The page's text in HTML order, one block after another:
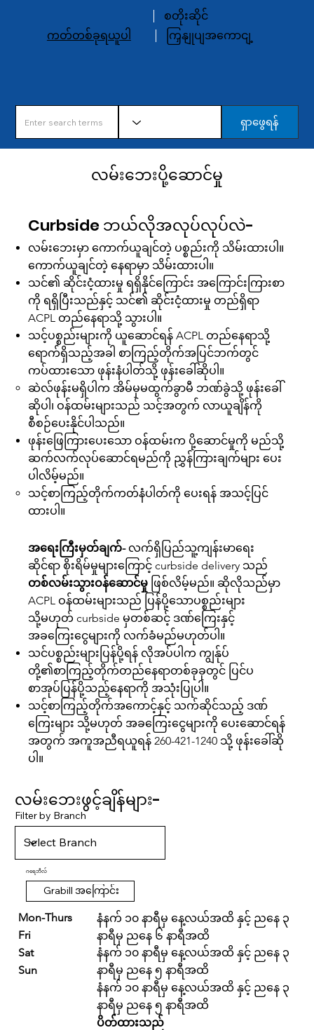
စတိုးဆိုင်
ကတ်တစ်ခုရယူပါ
ကြှနျုပျအကောငျ့
ရှာဖွေရန်
လမ်းဘေးပို့ဆောင်မှု
Curbside ဘယ်လိုအလုပ်လုပ်လဲ-
လမ်းဘေးမှာ ကောက်ယူချင်တဲ့ ပစ္စည်းကို သိမ်းထားပါ။
ကောက်ယူချင်တဲ့ နေရာမှာ သိမ်းထားပါ။
သင်၏ ဆိုင်းငံ့ထားမှု ရရှိနိုင်ကြောင်း အကြောင်းကြားစာ
ကို ရရှိပြီးသည်နှင့် သင်၏ ဆိုင်းငံ့ထားမှု တည်ရှိရာ
ACPL တည်နေရာသို့ သွားပါ။
သင့်ပစ္စည်းများကို ယူဆောင်ရန် ACPL တည်နေရာသို့
ရောက်ရှိသည့်အခါ စာကြည့်တိုက်အပြင်ဘက်တွင်
ကပ်ထားသော ဖုန်းနံပါတ်သို့ ဖုန်းခေါ်ဆိုပါ။
ဆဲလ်ဖုန်းမရှိပါက အိမ်မှမထွက်ခွာမီ ဘဏ်ခွဲသို့ ဖုန်းခေါ်
ဆိုပါ၊ ဝန်ထမ်းများသည် သင့်အတွက် လာယူချိန်ကို
စီစဉ်ပေးနိုင်ပါသည်။
ဖုန်းဖြေကြားပေးသော ဝန်ထမ်းက ပို့ဆောင်မှုကို မည်သို့
ဆက်လက်လုပ်ဆောင်ရမည်ကို ညွှန်ကြားချက်များ ပေး
ပါလိမ့်မည်။
သင့်စာကြည့်တိုက်ကတ်နံပါတ်ကို ပေးရန် အသင့်ပြင်
ထားပါ။
အရေးကြီးမှတ်ချက်-လက်ရှိပြည်သူ့ကျန်းမာရေး
ဆိုင်ရာ စိုးရိမ်မှုများကြောင့် curbside delivery သည်
တစ်လမ်းသွားဝန်ဆောင်မှု ဖြစ်လိမ့်မည်။ ဆိုလိုသည်မှာ
ACPL ဝန်ထမ်းများသည် ပြန်ပို့သောပစ္စည်းများ
သို့မဟုတ် curbside မှတစ်ဆင့် ဒဏ်ကြေးနှင့်
အခကြေးငွေများကို လက်ခံမည်မဟုတ်ပါ။
သင်ပစ္စည်းများပြန်ပို့ရန် လိုအပ်ပါက ကျွန်ုပ်
တို့၏စာကြည့်တိုက်တည်နေရာတစ်ခုခုတွင် ပြင်ပ
စာအုပ်ပြန်ပို့သည့်နေရာကို အသုံးပြုပါ။
သင့်စာကြည့်တိုက်အကောင့်နှင့် သက်ဆိုင်သည့် ဒဏ်
ကြေးများ သို့မဟုတ် အခကြေးငွေများကို ပေးဆောင်ရန်
အတွက် အကူအညီရယူရန် 260-421-1240 သို့ ဖုန်းခေါ်ဆို
ပါ။
လမ်းဘေးဖွင့်ချိန်များ-
Filter by Branch
ဂရေဘီလ်
Grabill အကြောင်း
Mon-Thurs
Fri
Sat
Sun
နံနက် ၁၀ နာရီမှ နေ့လယ်အထိ နှင့် ညနေ ၃
နာရီမှ ညနေ ၆ နာရီအထိ
နံနက် ၁၀ နာရီမှ နေ့လယ်အထိ နှင့် ညနေ ၃
နာရီမှ ညနေ ၅ နာရီအထိ
နံနက် ၁၀ နာရီမှ နေ့လယ်အထိ နှင့် ညနေ ၃
နာရီမှ ညနေ ၅ နာရီအထိ
ပိတ်ထားသည်